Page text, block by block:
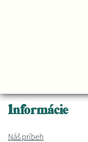
Informácie
Náš príbeh